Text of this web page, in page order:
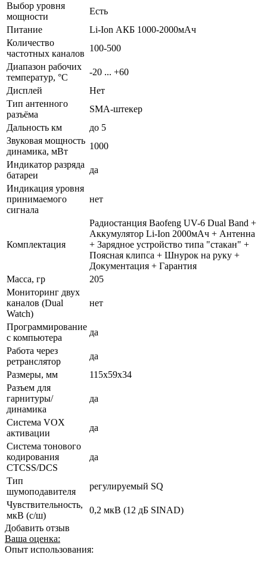
Выбор уровня
мощности
Есть
Питание
Li-Ion АКБ 1000-2000мАч
Количество
частотных каналов
100-500
Диапазон рабочих
температур, °С
-20 ... +60
Дисплей
Нет
Тип антенного
разъёма
SMA-штекер
Дальность км
до 5
Звуковая мощность
динамика, мВт
1000
Индикатор разряда
батареи
да
Индикация уровня
принимаемого
сигнала
нет
Комплектация
Радиостанция Baofeng UV-6 Dual Band +
Аккумулятор Li-Ion 2000мАч + Антенна
+ Зарядное устройство типа "стакан" +
Поясная клипса + Шнурок на руку +
Документация + Гарантия
Масса, гр
205
Мониторинг двух
каналов (Dual
Watch)
нет
Программирование
с компьютера
да
Работа через
ретранслятор
да
Размеры, мм
115x59x34
Разъем для
гарнитуры/
динамика
да
Система VOX
активации
да
Система тонового
кодирования
CTCSS/DCS
да
Тип
шумоподавителя
регулируемый SQ
Чувствительность,
мкВ (с/ш)
0,2 мкВ (12 дБ SINAD)
Добавить отзыв
Ваша оценка:
Опыт использования: